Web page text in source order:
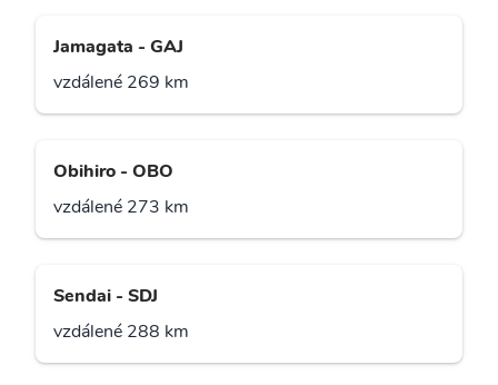
Jamagata - GAJ
vzdálené 269 km
Obihiro - OBO
vzdálené 273 km
Sendai - SDJ
vzdálené 288 km